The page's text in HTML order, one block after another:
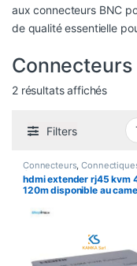
aux connecteurs BNC
de qualité essentielle
Connecteurs
2 résultats affichés
Filters
Connecteurs,
Cameroun
hdmi extender rj45 kvm
120m disponible au